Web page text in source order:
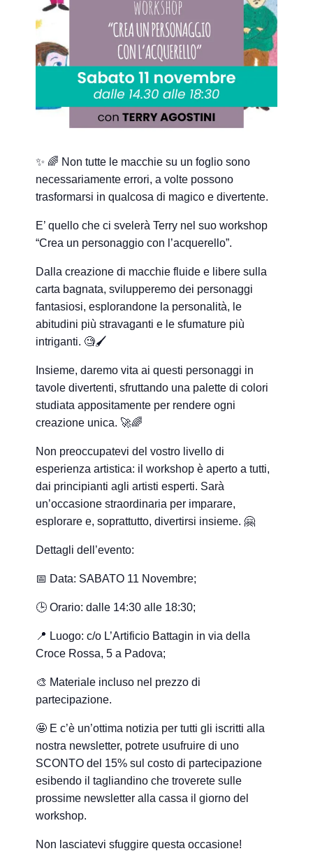
✨ 🌈 Non tutte le macchie su un foglio sono
necessariamente errori, a volte possono
trasformarsi in qualcosa di magico e divertente.
E’ quello che ci svelerà Terry nel suo workshop
“Crea un personaggio con l’acquerello”.
Dalla creazione di macchie fluide e libere sulla
carta bagnata, svilupperemo dei personaggi
fantasiosi, esplorandone la personalità, le
abitudini più stravaganti e le sfumature più
intriganti. 🧐🖌️
Insieme, daremo vita ai questi personaggi in
tavole divertenti, sfruttando una palette di colori
studiata appositamente per rendere ogni
creazione unica. 🚀🌈
Non preoccupatevi del vostro livello di
esperienza artistica: il workshop è aperto a tutti,
dai principianti agli artisti esperti. Sarà
un’occasione straordinaria per imparare,
esplorare e, soprattutto, divertirsi insieme. 🤗
Dettagli dell’evento:
📅 Data: SABATO 11 Novembre;
🕒 Orario: dalle 14:30 alle 18:30;
📍 Luogo: c/o L’Artificio Battagin in via della
Croce Rossa, 5 a Padova;
🎨 Materiale incluso nel prezzo di
partecipazione.
🤩 E c’è un’ottima notizia per tutti gli iscritti alla
nostra newsletter, potrete usufruire di uno
SCONTO del 15% sul costo di partecipazione
esibendo il tagliandino che troverete sulle
prossime newsletter alla cassa il giorno del
workshop.
Non lasciatevi sfuggire questa occasione!